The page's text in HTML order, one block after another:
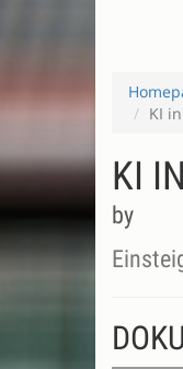
KI
KI
by